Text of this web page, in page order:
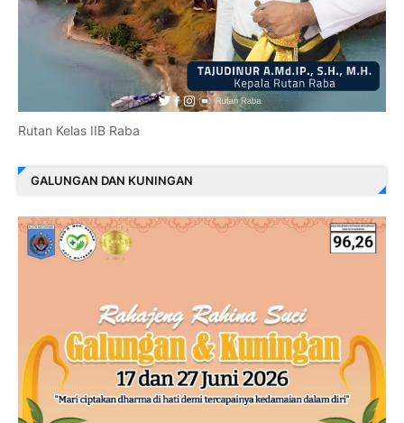
Rutan Kelas IIB Raba
GALUNGAN DAN KUNINGAN